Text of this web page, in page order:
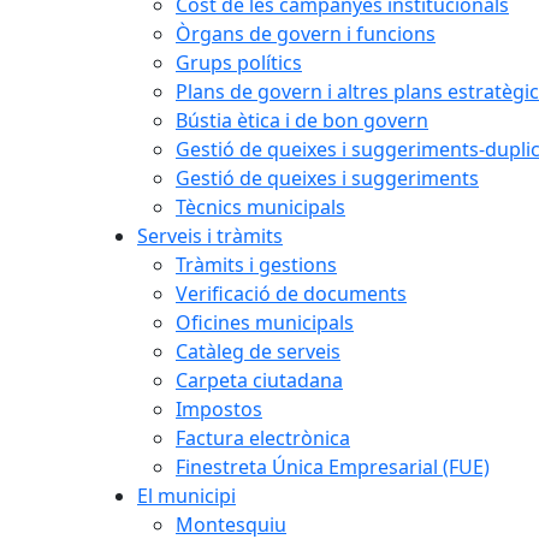
Òrgans de govern i funcions
Grups polítics
Plans de govern i altres plans
Bústia ètica i de bon govern
Gestió de queixes i suggeriments-
Gestió de queixes i suggeriments
Tècnics municipals
Serveis i tràmits
Tràmits i gestions
Verificació de documents
Oficines municipals
Catàleg de serveis
Carpeta ciutadana
Impostos
Factura electrònica
Finestreta Única Empresarial (FUE)
El municipi
Montesquiu